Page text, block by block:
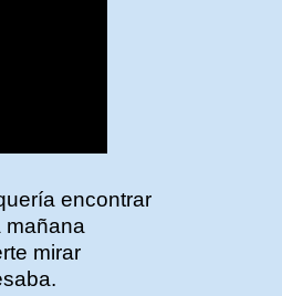
encontrar
mañana
mirar